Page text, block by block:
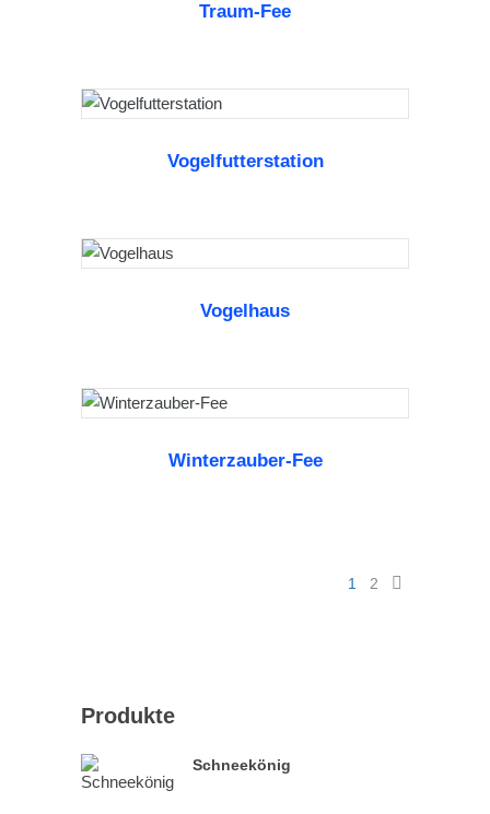
WEITERLESEN
Traum-Fee
WEITERLESEN
Vogelfutterstation
WEITERLESEN
Vogelhaus
WEITERLESEN
Winterzauber-Fee
1 2
Produkte
Schneekönig